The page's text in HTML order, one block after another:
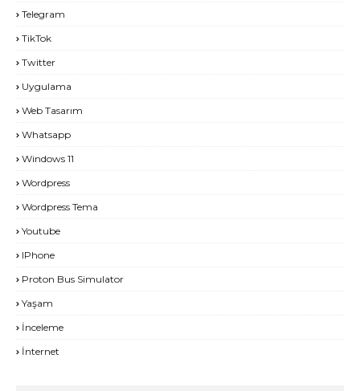
Telegram
TikTok
Twitter
Uygulama
Web Tasarım
Whatsapp
Windows 11
Wordpress
Wordpress Tema
Youtube
IPhone
Proton Bus Simulator
Yaşam
İnceleme
İnternet